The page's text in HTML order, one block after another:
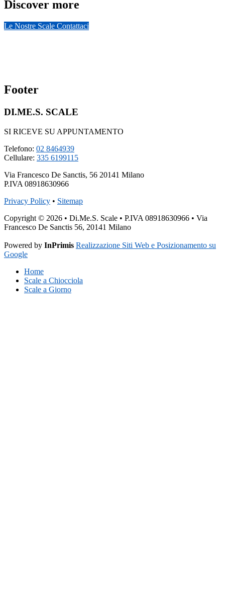
Discover more
Le Nostre Scale Contattaci
Footer
DI.ME.S. SCALE
SI RICEVE SU APPUNTAMENTO
Telefono: 02 8464939
Cellulare: 335 6199115
Via Francesco De Sanctis, 56 20141 Milano
P.IVA 08918630966
Privacy Policy • Sitemap
Copyright © 2026 • Di.Me.S. Scale • P.IVA 08918630966 • Via
Francesco De Sanctis 56, 20141 Milano
Powered by InPrimis Realizzazione Siti Web e Posizionamento su
Google
Home
Scale a Chiocciola
Scale a Giorno